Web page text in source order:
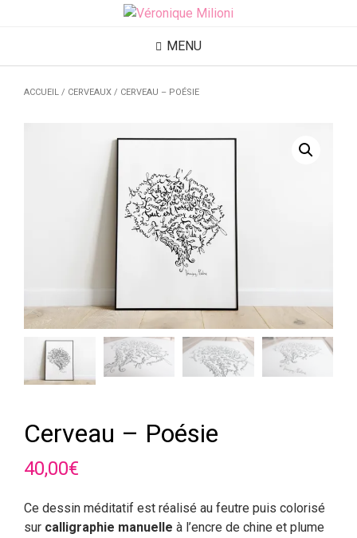
MENU
ACCUEIL / CERVEAUX / CERVEAU – POÉSIE
Cerveau – Poésie
40,00€
Ce dessin méditatif est réalisé au feutre puis colorisé
sur calligraphie manuelle à l’encre de chine et plume